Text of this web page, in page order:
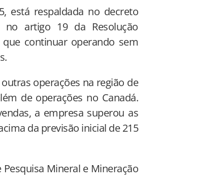
está respaldada no decreto
no artigo 19 da Resolução
continuar operando sem
operações na região de
de operações no Canadá.
a empresa superou as
da previsão inicial de 215
Mineral e Mineração